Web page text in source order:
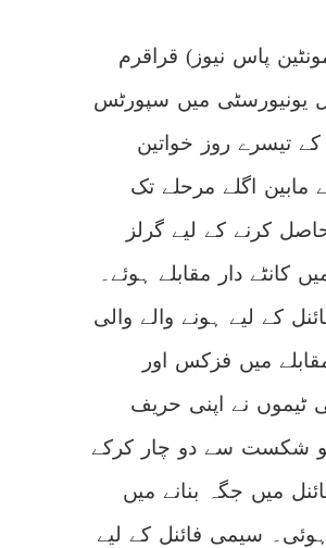
پاس نیوز) قراقرم
یونیورسٹی میں سپورٹس
تیسرے روز خواتین
مابین اگلے مرحلے تک
کرنے کے لیے گرلز
کانٹے دار مقابلے ہوئے۔
کے لیے ہونے والے والی
میں فزکس اور
ٹیموں نے اپنی حریف
شکست سے دو چار کرکے
میں جگہ بنانے میں
سیمی فائنل کے لیے